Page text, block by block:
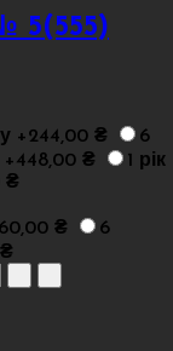
5(555)
+244,00 ₴
6
+448,00 ₴
1 рік
₴
₴
6